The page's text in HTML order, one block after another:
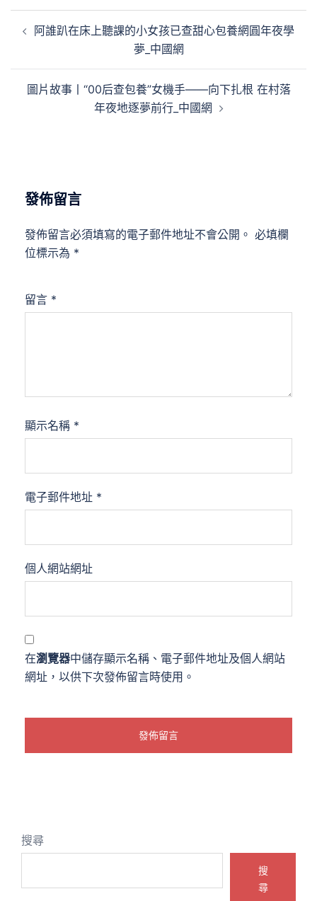
章
阿誰趴在床上聽課的小女孩已查甜心包養網圓年夜學
夢_中國網
圖片故事丨“00后查包養”女機手——向下扎根 在村落
年夜地逐夢前行_中國網
發佈留言
發佈留言必須填寫的電子郵件地址不會公開。 必填欄
位標示為 *
留言 *
顯示名稱 *
電子郵件地址 *
個人網站網址
在瀏覽器中儲存顯示名稱、電子郵件地址及個人網站
網址，以供下次發佈留言時使用。
搜尋
搜
尋